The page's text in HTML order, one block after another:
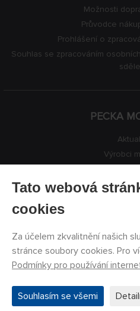
Možnosti
Průvodce
Prohlášení o
Souhlas se zpracováním
PECKA
Výrobci
©PECKA MODELÁŘ s.r.o.
Tato webová
cookies
Za účelem zkvalitnění našich
stránce soubory cookies. Pro
Podmínky pro používání
Souhlasím se všemi